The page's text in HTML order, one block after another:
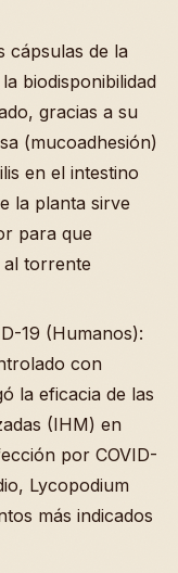
cápsulas de la
biodisponibilidad
gracias a su
(mucoadhesión)
en el intestino
la planta sirve
para que
al torrente
19 (Humanos):
con
la eficacia de las
(IHM) en
por COVID-
Lycopodium
más indicados